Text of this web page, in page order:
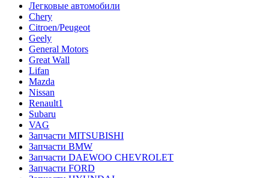
Легковые автомобили
Chery
Citroen/Peugeot
Geely
General Motors
Great Wall
Lifan
Mazda
Nissan
Renault1
Subaru
VAG
Запчасти MITSUBISHI
Запчасти BMW
Запчасти DAEWOO CHEVROLET
Запчасти FORD